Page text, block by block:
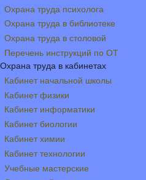
Охрана труда психолога
Охрана труда в библиотеке
Охрана труда в столовой
Перечень инструкций по ОТ
Охрана труда в кабинетах
Кабинет начальной школы
Кабинет физики
Кабинет информатики
Кабинет биологии
Кабинет химии
Кабинет технологии
Учебные мастерские